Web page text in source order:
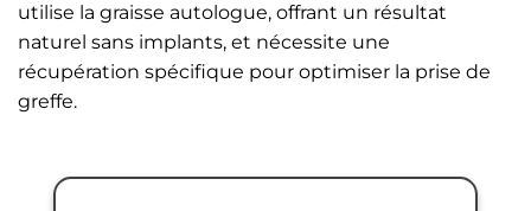
utilise la graisse autologue, offrant un résultat
naturel sans implants, et nécessite une
récupération spécifique pour optimiser la prise de
greffe.